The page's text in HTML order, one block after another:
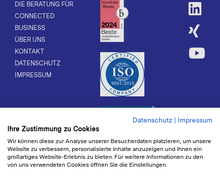
DIE BERATUNG FÜR
CONNECTED
BUSINESS
ÜBER UNS
KONTAKT
DATENSCHUTZ
IMPRESSUM
Datenschutz | Impressum
Ihre Zustimmung zu Cookies
Wir können diese zur Analyse unserer Besucherdaten platzieren, um unsere
Website zu verbessern, personalisierte Inhalte anzuzeigen und Ihnen ein
großartiges Website-Erlebnis zu bieten. Für weitere Informationen zu den
von uns verwendeten Cookies öffnen Sie die Einstellungen.